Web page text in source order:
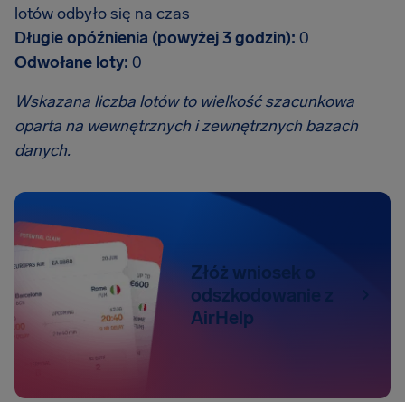
lotów odbyło się na czas
Długie opóźnienia (powyżej 3 godzin): 0
Odwołane loty: 0
Wskazana liczba lotów to wielkość szacunkowa
oparta na wewnętrznych i zewnętrznych bazach
danych.
Złóż wniosek o
odszkodowanie z
AirHelp